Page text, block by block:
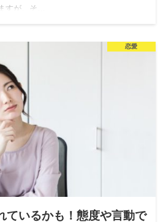
すが、そ…
恋愛
ているかも！態度や言動で